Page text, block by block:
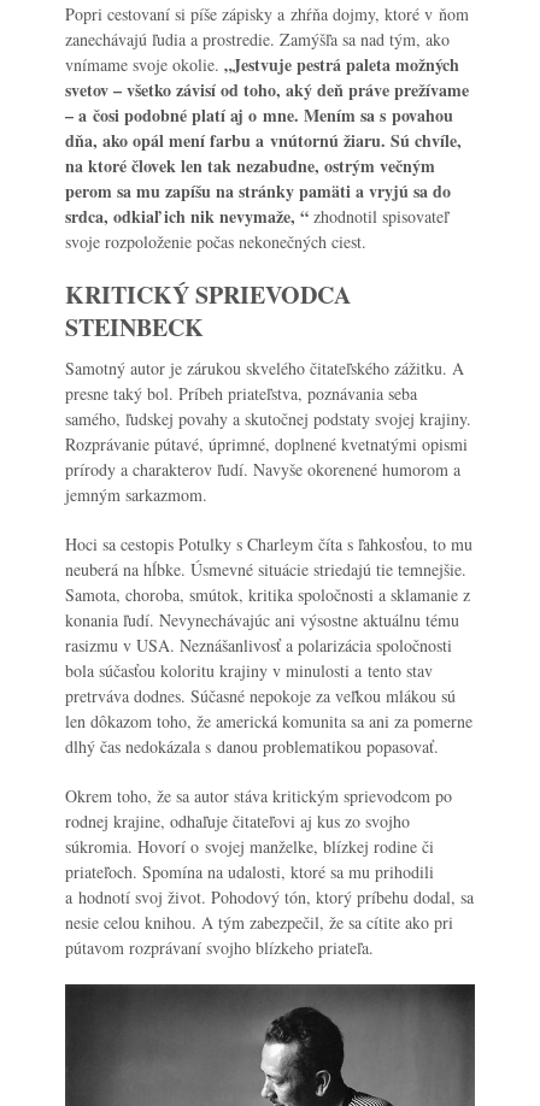
Popri cestovaní si píše zápisky a zhŕňa dojmy, ktoré v ňom
zanechávajú ľudia a prostredie. Zamýšľa sa nad tým, ako
vnímame svoje okolie. „Jestvuje pestrá paleta možných
svetov – všetko závisí od toho, aký deň práve prežívame
– a čosi podobné platí aj o mne. Mením sa s povahou
dňa, ako opál mení farbu a vnútornú žiaru. Sú chvíle,
na ktoré človek len tak nezabudne, ostrým večným
perom sa mu zapíšu na stránky pamäti a vryjú sa do
srdca, odkiaľ ich nik nevymaže, “zhodnotil spisovateľ
svoje rozpoloženie počas nekonečných ciest.
KRITICKÝ SPRIEVODCA
STEINBECK
Samotný autor je zárukou skvelého čitateľského zážitku. A
presne taký bol. Príbeh priateľstva, poznávania seba
samého, ľudskej povahy a skutočnej podstaty svojej krajiny.
Rozprávanie pútavé, úprimné, doplnené kvetnatými opismi
prírody a charakterov ľudí. Navyše okorenené humorom a
jemným sarkazmom.
Hoci sa cestopis Potulky s Charleym číta s ľahkosťou, to mu
neuberá na hĺbke. Úsmevné situácie striedajú tie temnejšie.
Samota, choroba, smútok, kritika spoločnosti a sklamanie z
konania ľudí. Nevynechávajúc ani výsostne aktuálnu tému
rasizmu v USA. Neznášanlivosť a polarizácia spoločnosti
bola súčasťou koloritu krajiny v minulosti a tento stav
pretrváva dodnes. Súčasné nepokoje za veľkou mlákou sú
len dôkazom toho, že americká komunita sa ani za pomerne
dlhý čas nedokázala s danou problematikou popasovať.
Okrem toho, že sa autor stáva kritickým sprievodcom po
rodnej krajine, odhaľuje čitateľovi aj kus zo svojho
súkromia. Hovorí o svojej manželke, blízkej rodine či
priateľoch. Spomína na udalosti, ktoré sa mu prihodili
a hodnotí svoj život. Pohodový tón, ktorý príbehu dodal, sa
nesie celou knihou. A tým zabezpečil, že sa cítite ako pri
pútavom rozprávaní svojho blízkeho priateľa.